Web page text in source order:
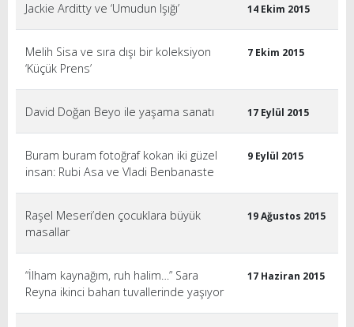
Jackie Arditty ve ‘Umudun Işığı’ 14 Ekim 2015
Melih Sisa ve sıra dışı bir koleksiyon
‘Küçük Prens’
7 Ekim 2015
David Doğan Beyo ile yaşama sanatı 17 Eylül 2015
Buram buram fotoğraf kokan iki güzel
insan: Rubi Asa ve Vladi Benbanaste
9 Eylül 2015
Raşel Meseri’den çocuklara büyük
masallar
19 Ağustos 2015
“İlham kaynağım, ruh halim…” Sara
Reyna ikinci baharı tuvallerinde yaşıyor
17 Haziran 2015